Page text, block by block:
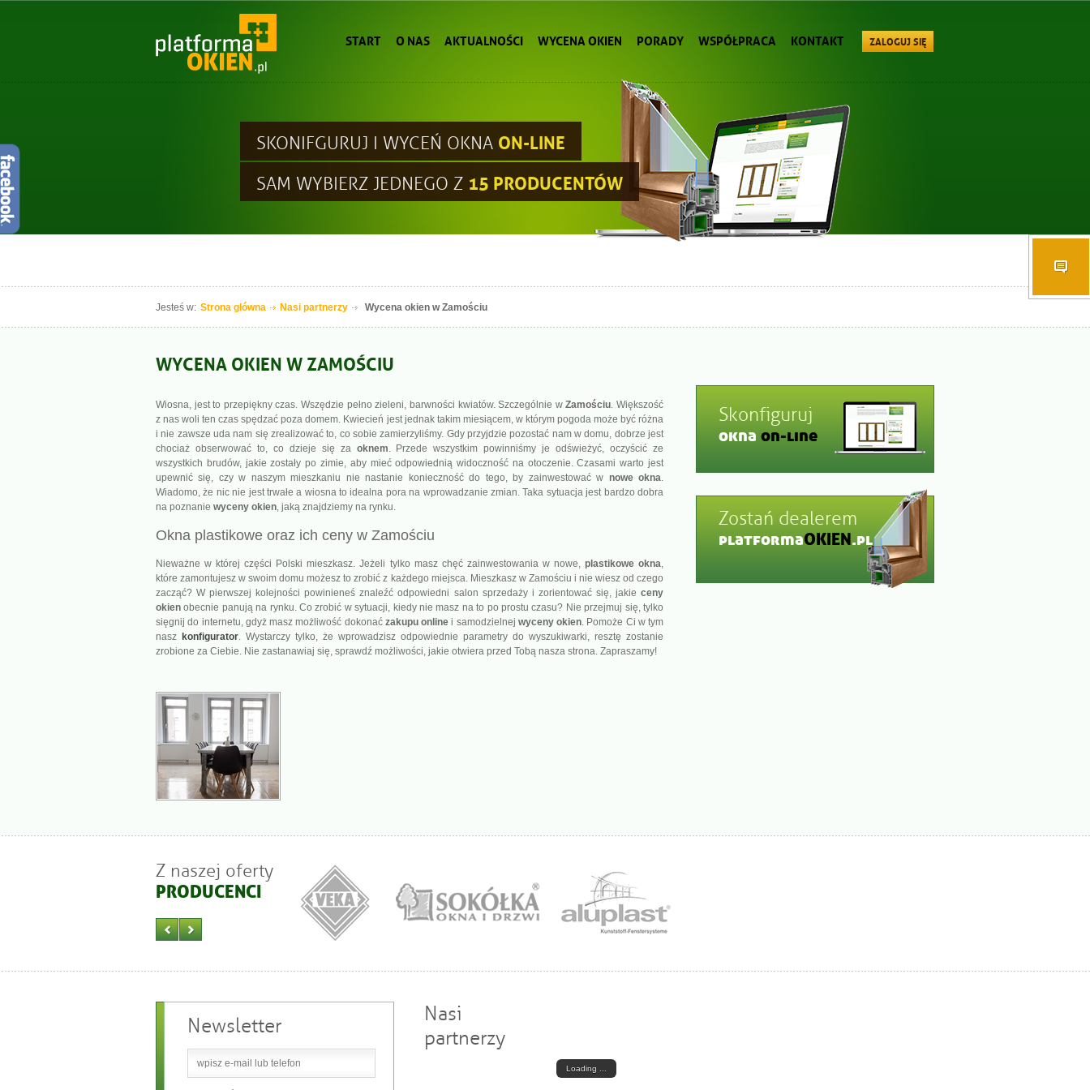
START O NAS AKTUALNOŚCI WYCENA OKIEN PORADY WSPÓŁPRACA KONTAKT ZALOGUJ SIĘ
SKONIFGURUJ I WYCEŃ OKNA ON-LINE
SAM WYBIERZ JEDNEGO Z 15 PRODUCENTÓW
Jesteś w: Strona główna Nasi partnerzy Wycena okien w Zamościu
WYCENA OKIEN W ZAMOŚCIU
Wiosna, jest to przepiękny czas. Wszędzie pełno zieleni, barwności kwiatów. Szczególnie wZamościu. Większość
z nas woli ten czas spędzać poza domem. Kwiecień jest jednak takim miesiącem, w którym pogoda może być różna
i nie zawsze uda nam się zrealizować to, co sobie zamierzyliśmy. Gdy przyjdzie pozostać nam w domu, dobrze jest
chociaż obserwować to, co dzieje się za oknem. Przede wszystkim powinniśmy je odświeżyć, oczyścić ze
wszystkich brudów, jakie zostały po zimie, aby mieć odpowiednią widoczność na otoczenie. Czasami warto jest
upewnić się, czy w naszym mieszkaniu nie nastanie konieczność do tego, by zainwestować w nowe okna.
Wiadomo, że nic nie jest trwałe a wiosna to idealna pora na wprowadzanie zmian. Taka sytuacja jest bardzo dobra
na poznanie wyceny okien, jaką znajdziemy na rynku.
Okna plastikowe oraz ich ceny w Zamościu
Nieważne w której części Polski mieszkasz. Jeżeli tylko masz chęć zainwestowania w nowe, plastikowe okna,
które zamontujesz w swoim domu możesz to zrobić z każdego miejsca. Mieszkasz w Zamościu i nie wiesz od czego
zacząć? W pierwszej kolejności powinieneś znaleźć odpowiedni salon sprzedaży i zorientować się, jakie ceny
okien obecnie panują na rynku. Co zrobić w sytuacji, kiedy nie masz na to po prostu czasu? Nie przejmuj się, tylko
sięgnij do internetu, gdyż masz możliwość dokonać zakupu online i samodzielnej wyceny okien. Pomoże Ci w tym
nasz konfigurator. Wystarczy tylko, że wprowadzisz odpowiednie parametry do wyszukiwarki, resztę zostanie
zrobione za Ciebie. Nie zastanawiaj się, sprawdź możliwości, jakie otwiera przed Tobą nasza strona. Zapraszamy!
Skonfiguruj
okna on-line
Zostań dealerem
platformaOKIEN.pl
Z naszej oferty
PRODUCENCI
Newsletter
Nasi
partnerzy
Loading ...